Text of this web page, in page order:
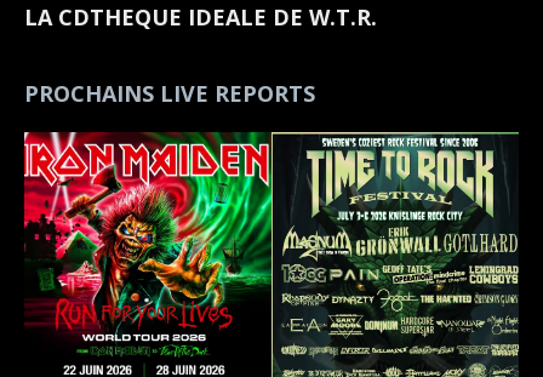
LA CDTHEQUE IDEALE DE W.T.R.
PROCHAINS LIVE REPORTS